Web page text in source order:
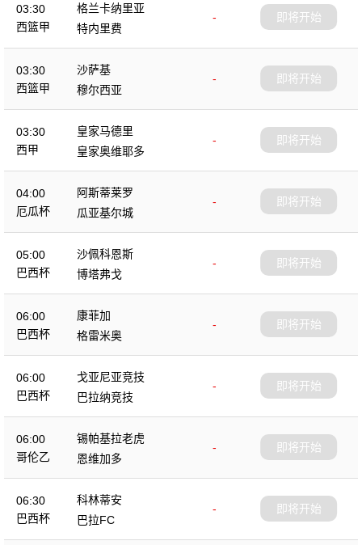
03:30
西篮甲
格兰卡纳里亚
-
特内里费
即将开始
03:30
西篮甲
沙萨基
-
穆尔西亚
即将开始
03:30
西甲
皇家马德里
-
皇家奥维耶多
即将开始
04:00
厄瓜杯
阿斯蒂莱罗
-
瓜亚基尔城
即将开始
05:00
巴西杯
沙佩科恩斯
-
博塔弗戈
即将开始
06:00
巴西杯
康菲加
-
格雷米奥
即将开始
06:00
巴西杯
戈亚尼亚竞技
-
巴拉纳竞技
即将开始
06:00
哥伦乙
锡帕基拉老虎
-
恩维加多
即将开始
06:30
巴西杯
科林蒂安
-
巴拉FC
即将开始